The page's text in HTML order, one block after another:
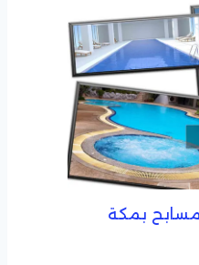
بمكة